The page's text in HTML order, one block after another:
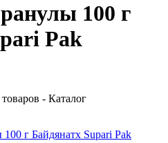
100 г
Pak
- Каталог